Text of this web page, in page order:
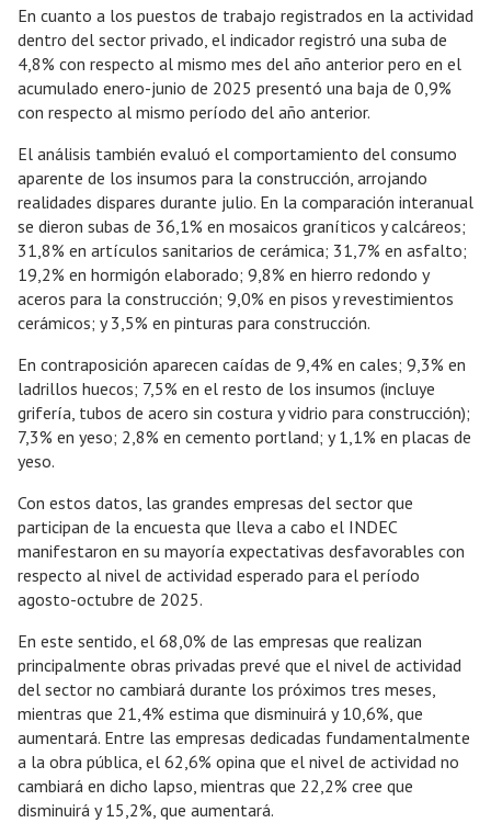
En cuanto a los puestos de trabajo registrados en la actividad
dentro del sector privado, el indicador registró una suba de
4,8% con respecto al mismo mes del año anterior pero en el
acumulado enero-junio de 2025 presentó una baja de 0,9%
con respecto al mismo período del año anterior.
El análisis también evaluó el comportamiento del consumo
aparente de los insumos para la construcción, arrojando
realidades dispares durante julio. En la comparación interanual
se dieron subas de 36,1% en mosaicos graníticos y calcáreos;
31,8% en artículos sanitarios de cerámica; 31,7% en asfalto;
19,2% en hormigón elaborado; 9,8% en hierro redondo y
aceros para la construcción; 9,0% en pisos y revestimientos
cerámicos; y 3,5% en pinturas para construcción.
En contraposición aparecen caídas de 9,4% en cales; 9,3% en
ladrillos huecos; 7,5% en el resto de los insumos (incluye
grifería, tubos de acero sin costura y vidrio para construcción);
7,3% en yeso; 2,8% en cemento portland; y 1,1% en placas de
yeso.
Con estos datos, las grandes empresas del sector que
participan de la encuesta que lleva a cabo el INDEC
manifestaron en su mayoría expectativas desfavorables con
respecto al nivel de actividad esperado para el período
agosto-octubre de 2025.
En este sentido, el 68,0% de las empresas que realizan
principalmente obras privadas prevé que el nivel de actividad
del sector no cambiará durante los próximos tres meses,
mientras que 21,4% estima que disminuirá y 10,6%, que
aumentará. Entre las empresas dedicadas fundamentalmente
a la obra pública, el 62,6% opina que el nivel de actividad no
cambiará en dicho lapso, mientras que 22,2% cree que
disminuirá y 15,2%, que aumentará.